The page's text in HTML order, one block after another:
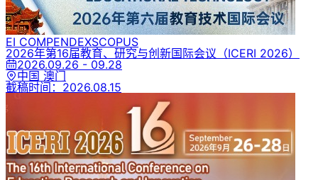
EI COMPENDEXSCOPUS
2026年第16届教育、研究与创新国际会议 （ICERI 2026）
2026.09.26 - 09.28
中国 澳门
截稿时间： 2026.08.15